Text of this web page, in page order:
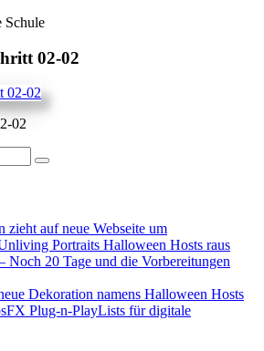
02-02
02
zieht auf neue Webseite um
Portraits Halloween Hosts raus
Noch 20 Tage und die Vorbereitungen
Dekoration namens Halloween Hosts
Plug-n-PlayLists für digitale